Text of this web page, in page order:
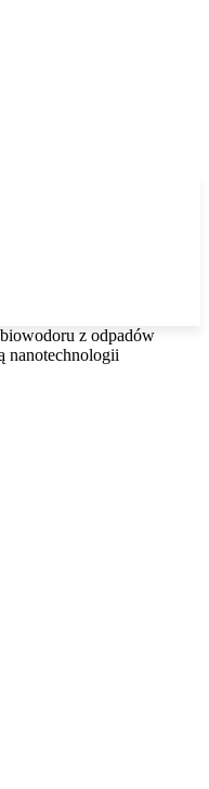
z odpadów
nanotechnologii